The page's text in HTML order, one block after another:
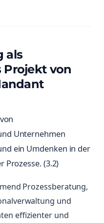
als
Projekt von
Unternehmen
ein Umdenken in der
(3.2)
Prozessberatung,
und
effizienter und